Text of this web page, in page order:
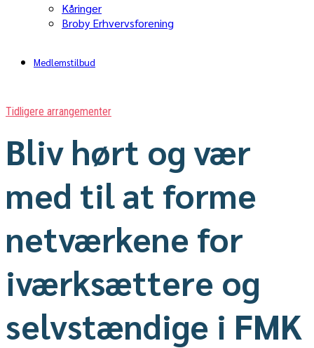
Kåringer
Broby Erhvervsforening
Medlemstilbud
Tidligere arrangementer
Bliv hørt og vær
med til at forme
netværkene for
iværksættere og
selvstændige i FMK